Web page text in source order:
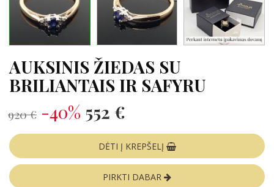
AUKSINIS ŽIEDAS SU
BRILIANTAIS IR SAFYRU
920 € -40% 552 €
DĖTI Į KREPŠELĮ
PIRKTI DABAR